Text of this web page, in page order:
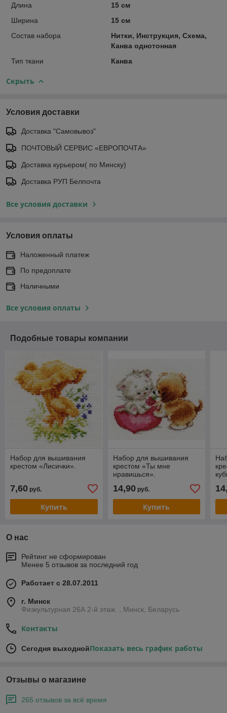
Длина
15 см
Ширина
15 см
Состав набора
Нитки, Инструкция, Схема,
Канва однотонная
Тип ткани
Канва
Скрыть
Условия доставки
Доставка "Самовывоз"
ПОЧТОВЫЙ СЕРВИС «ЕВРОПОЧТА»
Доставка курьером( по Минску)
Доставка РУП Белпочта
Все условия доставки
Условия оплаты
Наложенный платеж
По предоплате
Наличными
Все условия оплаты
Подобные товары компании
Набор для вышивания
крестом «Лисички».
7,60 руб.
Купить
Набор для вышивания
крестом «Ты мне
нравишься».
14,90руб.
Купить
О нас
Рейтинг не сформирован
Менее 5 отзывов за последний год
Работает с 28.07.2011
г. Минск
Физкультурная 26А 2-й этаж. , Минск, Беларусь
Контакты
Сегодня выходнойПоказать весь график работы
Отзывы о магазине
265 отзывов за всё время